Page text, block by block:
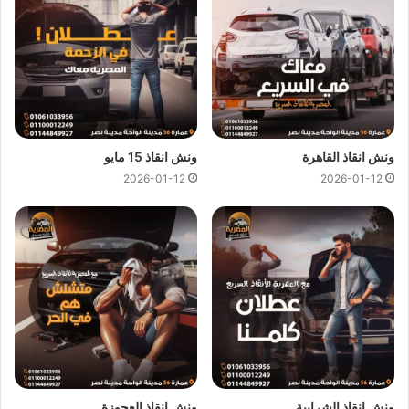
علي جميع خدماتانقاذ السيارات
ونش انقاذ المصريةلدينا دائماونش انقاذ في دار السلاملسحب و
انقاذ سيارتك ونقلك الي اقرب مركز صيانة او توكيل سيارات ، اتصل
بنا الان ولا تترددونش انقاذالمصرية هوارخص ونش انقاذ في دار
السلاماتصل بنا علي رقم ونش انقاذ دار السلام 01144849927
01017439322
01094833093 ليصلكونش انقاذ سيارات
سريع و مجهز بأحدث المعدات واحدث وسائل الامان والراحة.
ونش انقاذ سيارات بدار السلام
من اهم اسباب نجاحونش المصرية لانقاذ السياراتهى خبرتنا
الكبيرة فيانقاذ السياراتونقل السياراتفنحن نمتلك اسطول
كبير من اوناش انقاذ السيارات لكي نستطيع تقديم خدمات انقاذ
السيارات بجودة عالية و اقل سعر لكي نصبحافضل ونش انقاذ في
دار السلامو ارخص ونش انقاذ في دار السلام و جميع المحافظات.
ونش انقاذ القاهرة
2026-01-12
ونش انقاذ 15 مايو
2026-01-12